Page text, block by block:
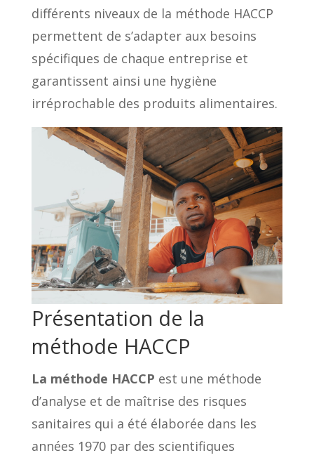
différents niveaux de la méthode HACCP
permettent de s’adapter aux besoins
spécifiques de chaque entreprise et
garantissent ainsi une hygiène
irréprochable des produits alimentaires.
Présentation de la
méthode HACCP
La méthode HACCP est une méthode
d’analyse et de maîtrise des risques
sanitaires qui a été élaborée dans les
années 1970 par des scientifiques